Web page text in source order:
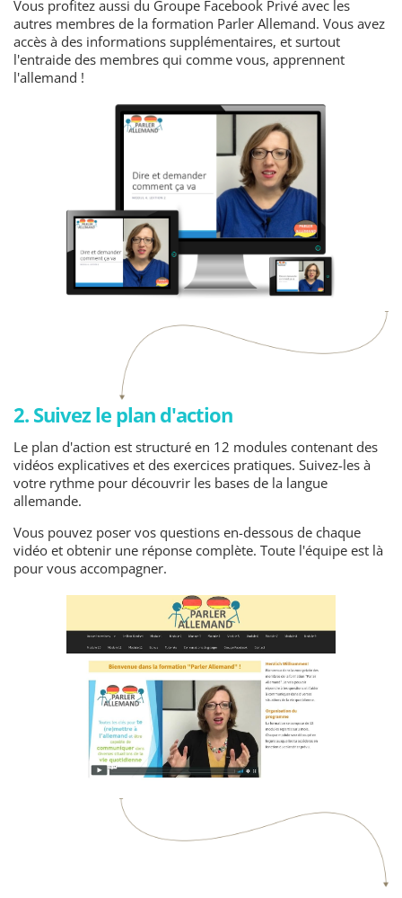
Vous profitez aussi du Groupe Facebook Privé avec les
autres membres de la formation Parler Allemand. Vous avez
accès à des informations supplémentaires, et surtout
l'entraide des membres qui comme vous, apprennent
l'allemand !
2. Suivez le plan d'action
Le plan d'action est structuré en 12 modules contenant des
vidéos explicatives et des exercices pratiques. Suivez-les à
votre rythme pour découvrir les bases de la langue
allemande.
Vous pouvez poser vos questions en-dessous de chaque
vidéo et obtenir une réponse complète. Toute l'équipe est là
pour vous accompagner.